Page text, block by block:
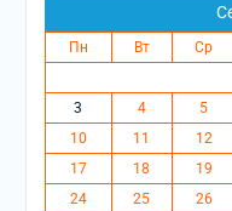
Пн Вт Ср
3
4 5
10
11 12
17
18 19
24
25 26